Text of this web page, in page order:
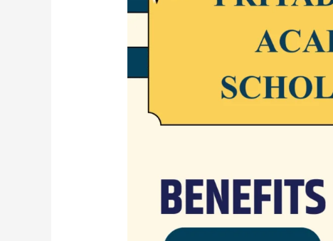
2025–
–